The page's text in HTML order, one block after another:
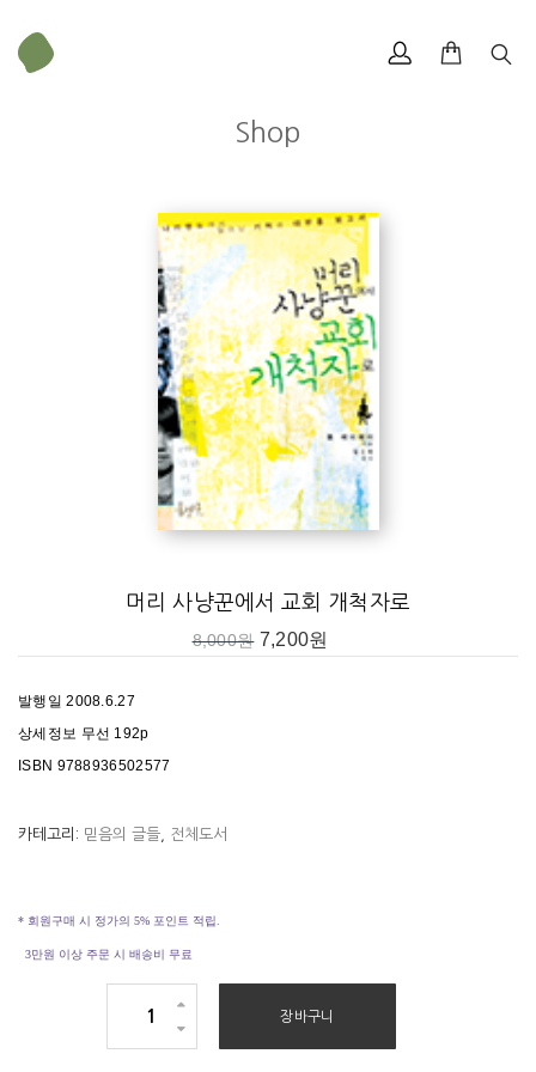
Shop
머리 사냥꾼에서 교회 개척자로
8,000원 7,200원
발행일 2008.6.27
상세정보 무선 192p
ISBN 9788936502577
카테고리: 믿음의 글들 전체도서
* 회원구매 시 정가의 5% 포인트 적립.
3만원 이상 주문 시 배송비 무료
장바구니
153 × 224 mm